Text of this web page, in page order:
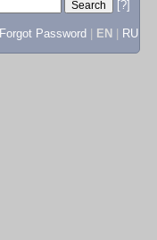
[?]
Forgot Password EN RU